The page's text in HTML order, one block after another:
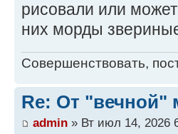
рисовали или
них морды
Совершенствовать,
Re: От "вечной"
admin » Вт июл 14, 2026